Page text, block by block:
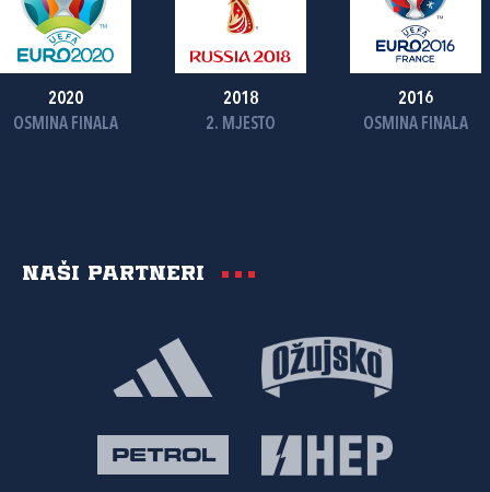
2020
OSMINA FINALA
2018
2. MJESTO
2016
OSMINA FINALA
Naši partneri